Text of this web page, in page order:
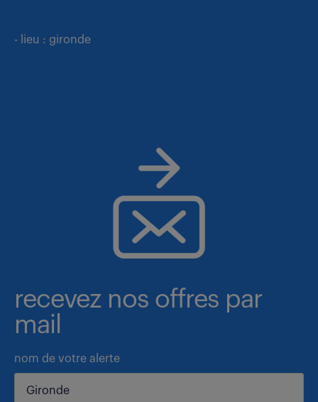
- lieu : gironde
recevez nos offres par
mail
nom de votre alerte